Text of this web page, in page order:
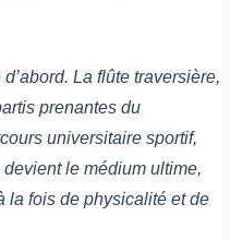
La flûte traversière,
prenantes du
universitaire sportif,
le médium ultime,
la fois de physicalité et de